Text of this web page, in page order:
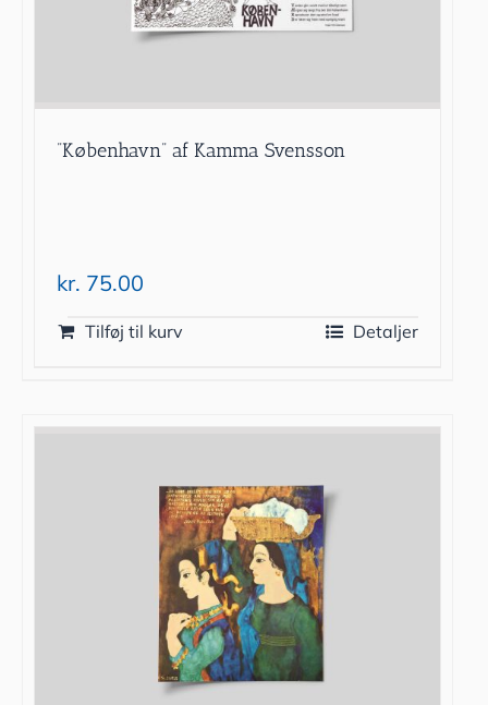
”København” af Kamma Svensson
kr. 75.00
Tilføj til kurv Detaljer